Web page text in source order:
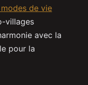
de vie
villages
avec la
pour la